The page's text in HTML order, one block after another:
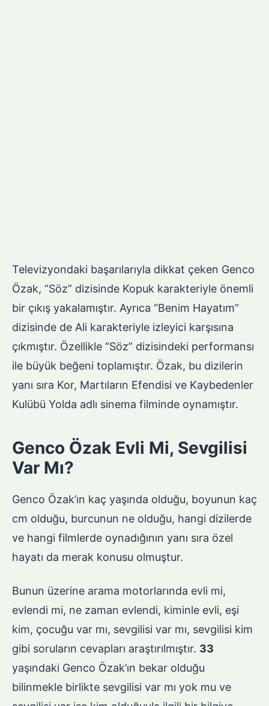
Televizyondaki başarılarıyla dikkat çeken Genco
Özak, “Söz” dizisinde Kopuk karakteriyle önemli
bir çıkış yakalamıştır. Ayrıca “Benim Hayatım”
dizisinde de Ali karakteriyle izleyici karşısına
çıkmıştır. Özellikle “Söz” dizisindeki performansı
ile büyük beğeni toplamıştır. Özak, bu dizilerin
yanı sıra Kor, Martıların Efendisi ve Kaybedenler
Kulübü Yolda adlı sinema filminde oynamıştır.
Genco Özak Evli Mi, Sevgilisi
Var Mı?
Genco Özak’ın kaç yaşında olduğu, boyunun kaç
cm olduğu, burcunun ne olduğu, hangi dizilerde
ve hangi filmlerde oynadığının yanı sıra özel
hayatı da merak konusu olmuştur.
Bunun üzerine arama motorlarında evli mi,
evlendi mi, ne zaman evlendi, kiminle evli, eşi
kim, çocuğu var mı, sevgilisi var mı, sevgilisi kim
gibi soruların cevapları araştırılmıştır. 33
yaşındaki Genco Özak’ın bekar olduğu
bilinmekle birlikte sevgilisi var mı yok mu ve